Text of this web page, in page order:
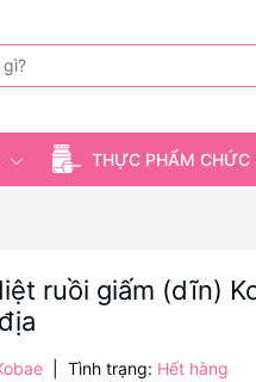
THỰC PHẨM CHỨC
ruồi giấm (dĩn)
Tình trạng: Hết hàng